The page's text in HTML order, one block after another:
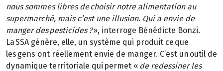
nous sommes libres de choisir notre alimentation au
supermarché, mais c’est une illusion. Qui a envie de
manger des pesticides ?», interroge Bénédicte Bonzi.
La SSA génère, elle, un système qui produit ce que
les gens ont réellement envie de manger. C’est un outil de
dynamique territoriale qui permet « de redessiner les